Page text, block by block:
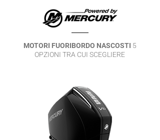
MOTORI FUORIBORDO NASCOSTI 5
OPZIONI TRA CUI SCEGLIERE